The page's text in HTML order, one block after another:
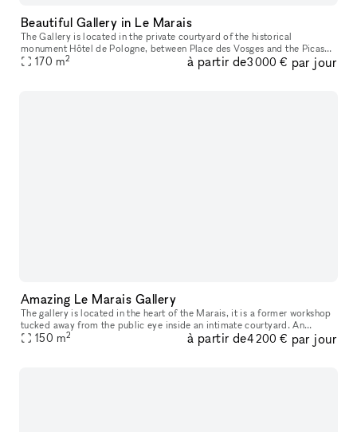
Beautiful Gallery in Le Marais
The Gallery is located in the private courtyard of the historical
monument Hôtel de Pologne, between Place des Vosges and the Picasso
Museum. Facing the Perrotin Gallery within Hotel Vefour, the 170m
170 m2 à partir de3 000 € par jour
Amazing Le Marais Gallery
The gallery is located in the heart of the Marais, it is a former workshop
tucked away from the public eye inside an intimate courtyard. An
atypical gallery that has known different historical perio
150 m2 à partir de4 200 € par jour